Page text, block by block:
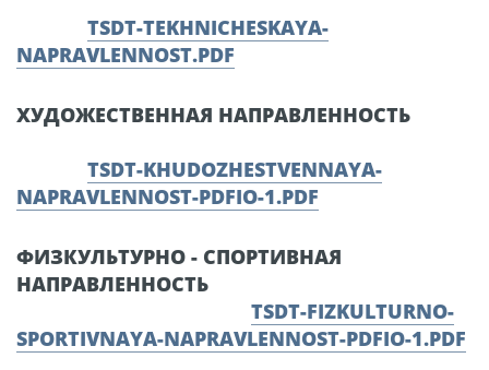
TSDT-TEKHNICHESKAYA-
NAPRAVLENNOST.PDF
ХУДОЖЕСТВЕННАЯ НАПРАВЛЕННОСТЬ
TSDT-KHUDOZHESTVENNAYA-
NAPRAVLENNOST-PDFIO-1.PDF
ФИЗКУЛЬТУРНО - СПОРТИВНАЯ
НАПРАВЛЕННОСТЬ
TSDT-FIZKULTURNO-
SPORTIVNAYA-NAPRAVLENNOST-PDFIO-1.PDF